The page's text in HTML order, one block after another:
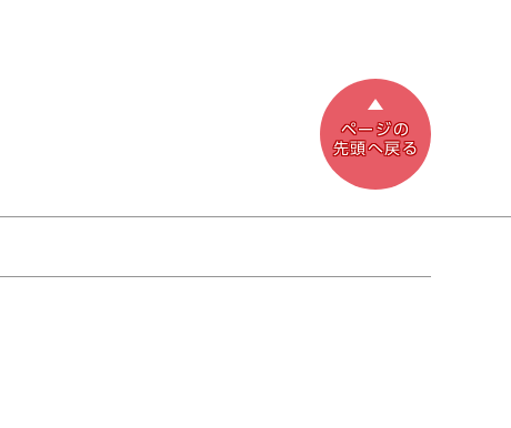
ページの
先頭へ戻る